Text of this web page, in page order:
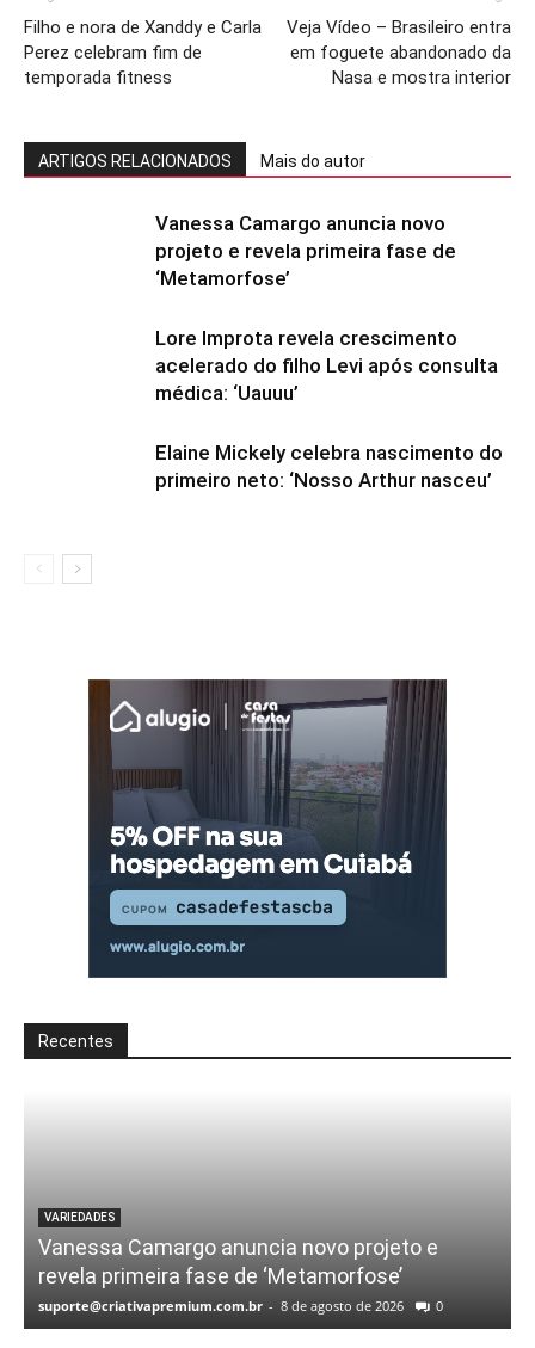
Filho e nora de Xanddy e Carla
Perez celebram fim de
temporada fitness
Veja Vídeo – Brasileiro entra
em foguete abandonado da
Nasa e mostra interior
ARTIGOS RELACIONADOS Mais do autor
Vanessa Camargo anuncia novo
projeto e revela primeira fase de
‘Metamorfose’
Lore Improta revela crescimento
acelerado do filho Levi após consulta
médica: ‘Uauuu’
Elaine Mickely celebra nascimento do
primeiro neto: ‘Nosso Arthur nasceu’
Recentes
VARIEDADES
Vanessa Camargo anuncia novo projeto e
revela primeira fase de ‘Metamorfose’
suporte@criativapremium.com.br - 8 de agosto de 2026 0